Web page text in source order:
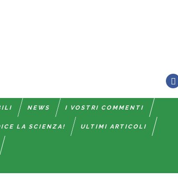
NEWS I VOSTRI COMMENTI
LA SCIENZA! ULTIMI ARTICOLI